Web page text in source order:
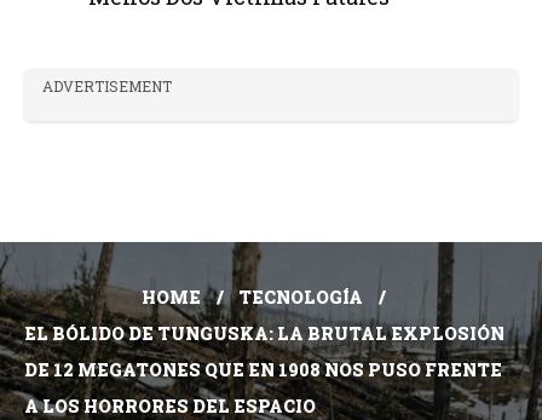
ADVERTISEMENT
HOME
TECNOLOGÍA
EL BÓLIDO DE TUNGUSKA: LA BRUTAL EXPLOSIÓN
DE 12 MEGATONES QUE EN 1908 NOS PUSO FRENTE
A LOS HORRORES DEL ESPACIO